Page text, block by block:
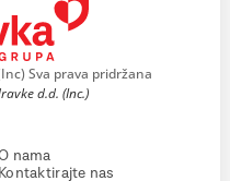
Sva prava pridržana
d.d. (Inc.)
nama
Kontaktirajte nas